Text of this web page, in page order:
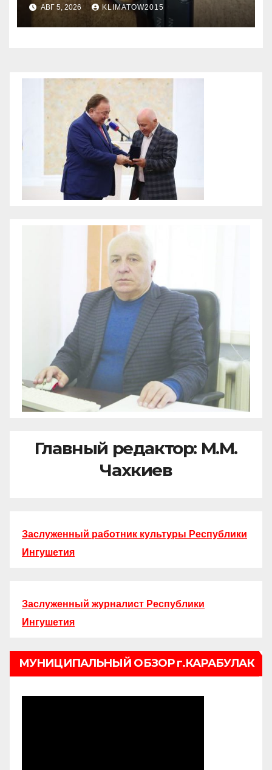
АВГ 5, 2026 KLIMATOW2015
Главный редактор: М.М.
Чахкиев
Заслуженный работник культуры Республики
Ингушетия
Заслуженный журналист Республики
Ингушетия
МУНИЦИПАЛЬНЫЙ ОБЗОР г.КАРАБУЛАК